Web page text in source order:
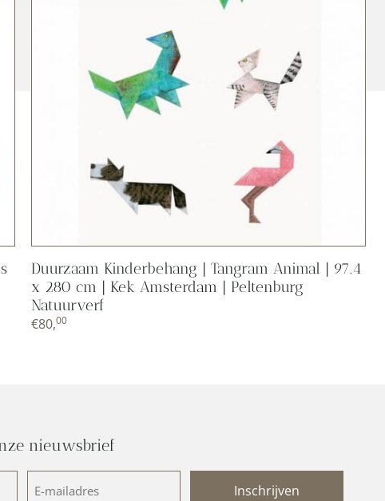
Duurzaam Kinderbehang | Tangram Animal | 97.4
x 280 cm | Kek Amsterdam | Peltenburg
Natuurverf
€80,00
nieuwsbrief